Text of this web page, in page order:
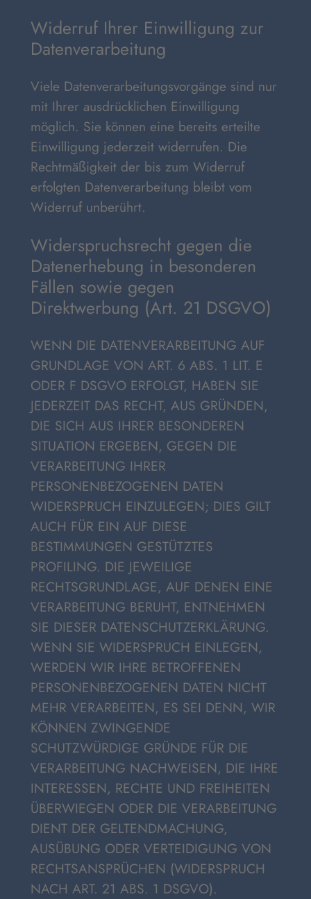
Widerruf Ihrer Einwilligung zur
Datenverarbeitung
Viele Datenverarbeitungsvorgänge sind nur
mit Ihrer ausdrücklichen Einwilligung
möglich. Sie können eine bereits erteilte
Einwilligung jederzeit widerrufen. Die
Rechtmäßigkeit der bis zum Widerruf
erfolgten Datenverarbeitung bleibt vom
Widerruf unberührt.
Widerspruchsrecht gegen die
Datenerhebung in besonderen
Fällen sowie gegen
Direktwerbung (Art. 21 DSGVO)
WENN DIE DATENVERARBEITUNG AUF
GRUNDLAGE VON ART. 6 ABS. 1 LIT. E
ODER F DSGVO ERFOLGT, HABEN SIE
JEDERZEIT DAS RECHT, AUS GRÜNDEN,
DIE SICH AUS IHRER BESONDEREN
SITUATION ERGEBEN, GEGEN DIE
VERARBEITUNG IHRER
PERSONENBEZOGENEN DATEN
WIDERSPRUCH EINZULEGEN; DIES GILT
AUCH FÜR EIN AUF DIESE
BESTIMMUNGEN GESTÜTZTES
PROFILING. DIE JEWEILIGE
RECHTSGRUNDLAGE, AUF DENEN EINE
VERARBEITUNG BERUHT, ENTNEHMEN
SIE DIESER DATENSCHUTZERKLÄRUNG.
WENN SIE WIDERSPRUCH EINLEGEN,
WERDEN WIR IHRE BETROFFENEN
PERSONENBEZOGENEN DATEN NICHT
MEHR VERARBEITEN, ES SEI DENN, WIR
KÖNNEN ZWINGENDE
SCHUTZWÜRDIGE GRÜNDE FÜR DIE
VERARBEITUNG NACHWEISEN, DIE IHRE
INTERESSEN, RECHTE UND FREIHEITEN
ÜBERWIEGEN ODER DIE VERARBEITUNG
DIENT DER GELTENDMACHUNG,
AUSÜBUNG ODER VERTEIDIGUNG VON
RECHTSANSPRÜCHEN (WIDERSPRUCH
NACH ART. 21 ABS. 1 DSGVO).